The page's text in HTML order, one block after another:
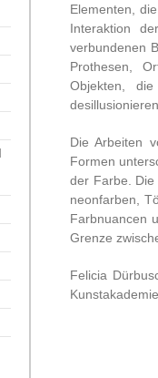
Elementen,
Interaktion
verbundenen
Prothesen,
Objekten,
Die Arbeiten
Formen
der Farbe.
neonfarben,
Farbnuancen
Grenze
Felicia